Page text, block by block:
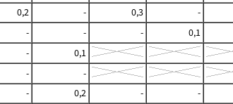
0,2 - 0,3 -
- - - 0,1
-
0,1
-
-
- 0,2 - -